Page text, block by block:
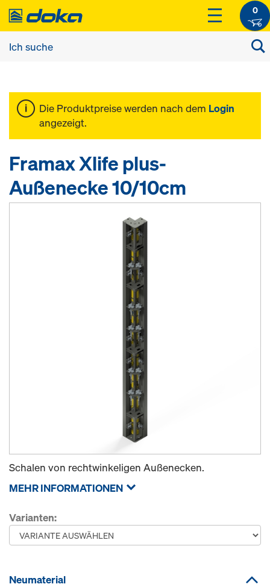
0
Die Produktpreise werden nach dem Login
angezeigt.
Framax Xlife plus-
Außenecke 10/10cm
Schalen von rechtwinkeligen Außenecken.
MEHR INFORMATIONEN
Varianten:
Neumaterial